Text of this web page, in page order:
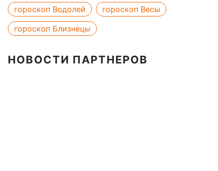
гороскоп Водолей
гороскоп Весы
гороскоп Близнецы
НОВОСТИ ПАРТНЕРОВ